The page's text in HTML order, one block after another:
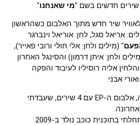
מי שאנחנו".
שיר חדש מתוך האלבום כשהראשון
אריאל סגל, לחן: אוריאל וינברגר
" (מילים ולחן: אלי חולי ורובי פאייר),
ולחן: איתן דרמון) והסינגל האחרון
אליה רוסיליו לעיבוד והפקה
אבני.
"זה קורה, אלבום ה-EP עם 4 שירים, שעבדתי
את הקריירה שלי התחלתי בתוכנית כוכב נולד ב-2009